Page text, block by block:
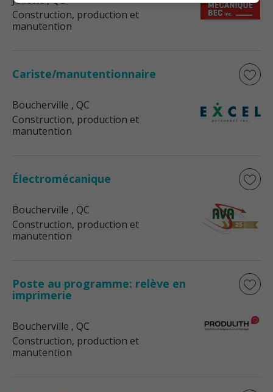
Construction, production et
manutention
Cariste/manutentionnaire
Boucherville , QC
Construction, production et
manutention
Électromécanique
Boucherville , QC
Construction, production et
manutention
Poste au programme: relève en
imprimerie
Boucherville , QC
Construction, production et
manutention